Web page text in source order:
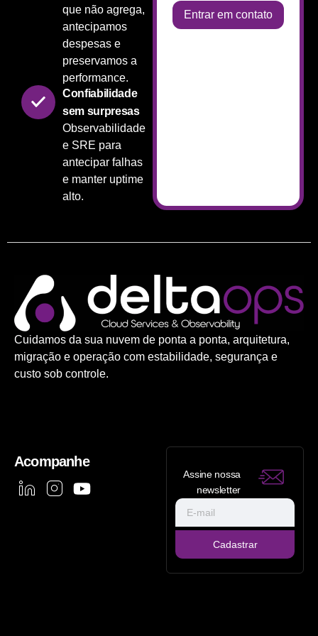
que não agrega,
antecipamos
despesas e
preservamos a
performance.
Confiabilidade
sem surpresas
Observabilidade
e SRE para
antecipar falhas
e manter uptime
alto.
Entrar em contato
Cuidamos da sua nuvem de ponta a ponta, arquitetura,
migração e operação com estabilidade, segurança e
custo sob controle.
Acompanhe
Assine nossa
newsletter
Cadastrar